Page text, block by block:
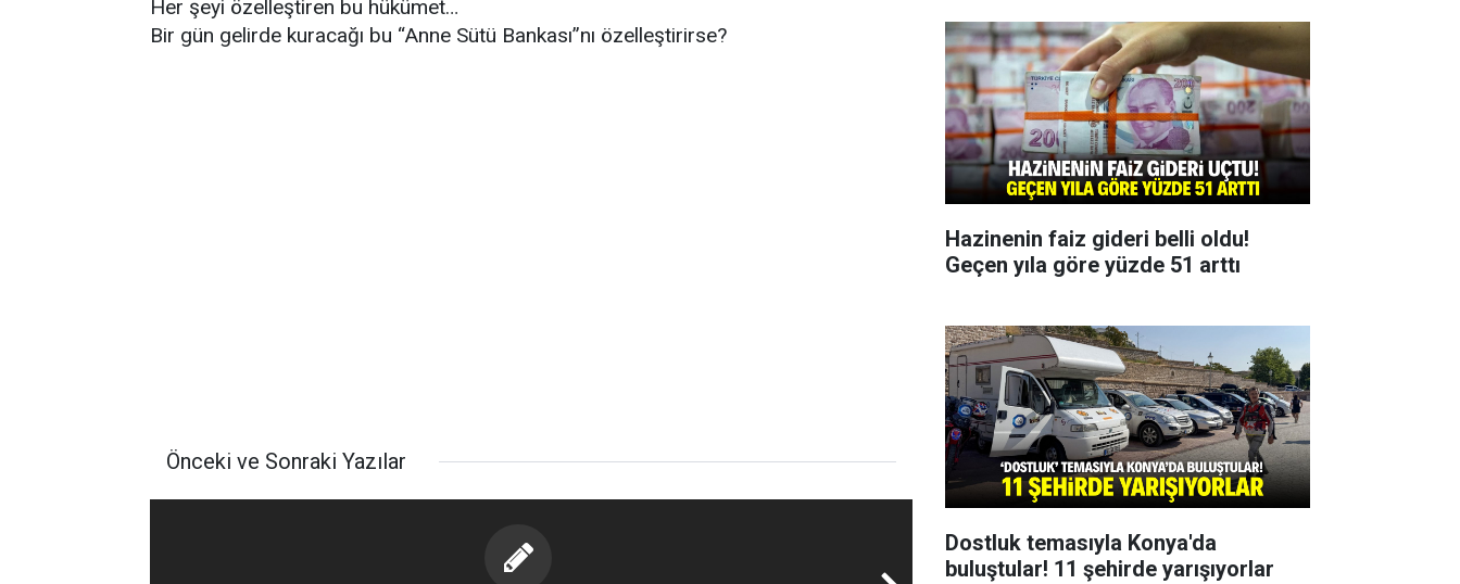
Her şeyi özelleştiren bu hükümet…
Bir gün gelirde kuracağı bu “Anne Sütü Bankası”nı özelleştirirse?
Önceki ve Sonraki Yazılar
Hazinenin faiz gideri belli oldu!
Geçen yıla göre yüzde 51 arttı
Dostluk temasıyla Konya'da
buluştular! 11 şehirde yarışıyorlar